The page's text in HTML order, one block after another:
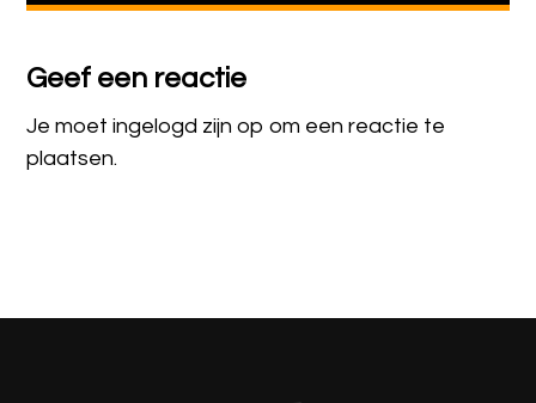
Geef een reactie
Je moetingelogd zijn op om een reactie te
plaatsen.